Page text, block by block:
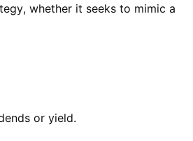
whether it seeks to mimic a
or yield.